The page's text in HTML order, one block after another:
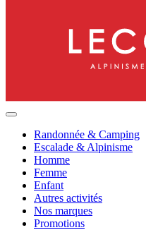
Randonnée & Camping
Escalade & Alpinisme
Homme
Femme
Enfant
Autres activités
Nos marques
Promotions